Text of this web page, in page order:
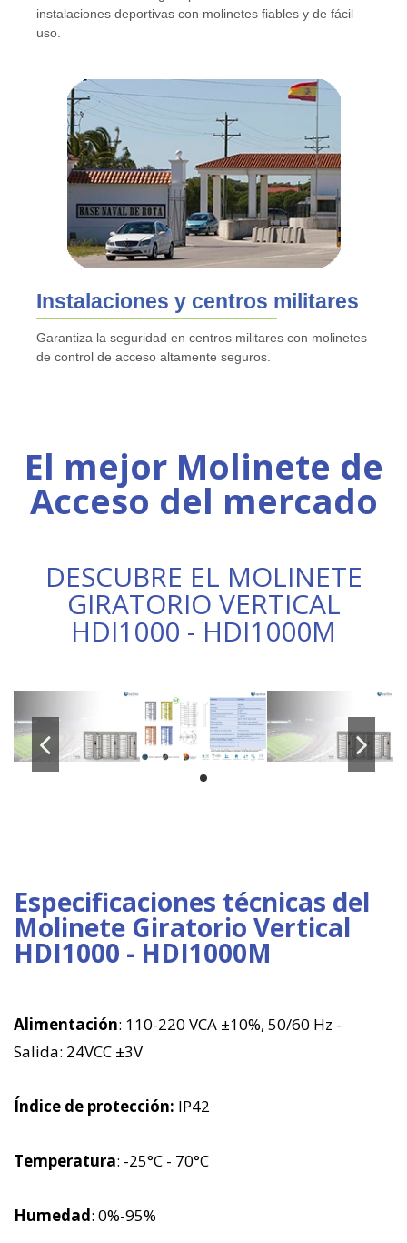
instalaciones deportivas con molinetes fiables y de fácil
uso.
Instalaciones y centros militares
Garantiza la seguridad en centros militares con molinetes
de control de acceso altamente seguros.
El mejor Molinete de
Acceso del mercado
DESCUBRE EL MOLINETE
GIRATORIO VERTICAL
HDI1000 - HDI1000M
Especificaciones técnicas del
Molinete Giratorio Vertical
HDI1000 - HDI1000M
Alimentación: 110-220 VCA ±10%, 50/60 Hz -
Salida: 24VCC ±3V
Índice de protección: IP42
Temperatura: -25°C - 70°C
Humedad: 0%-95%